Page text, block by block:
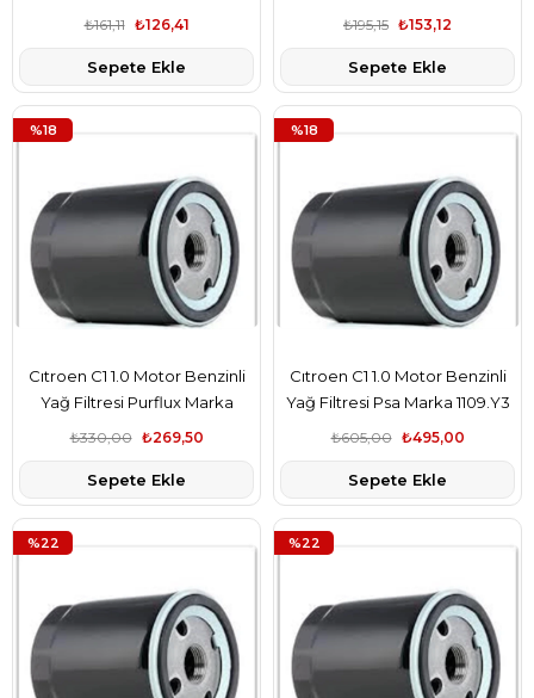
₺126,41
₺161,11
Sepete Ekle
1109.Y3
₺153,12
₺195,15
Sepete Ekle
Cıtroen C1 1.0 Motor Benzinli
Yağ Filtresi Purflux Marka
1109.Y3₺269,50
₺330,00
Sepete Ekle
%18
Cıtroen C1 1.0 Motor Benzinli
Yağ Filtresi Psa Marka 1109.Y3
₺495,00
₺605,00
Sepete Ekle
%18
%22 %22